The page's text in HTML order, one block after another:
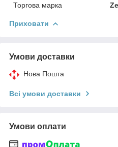
Торгова марка
Ze
Приховати
Умови доставки
Нова Пошта
Всі умови доставки
Умови оплати